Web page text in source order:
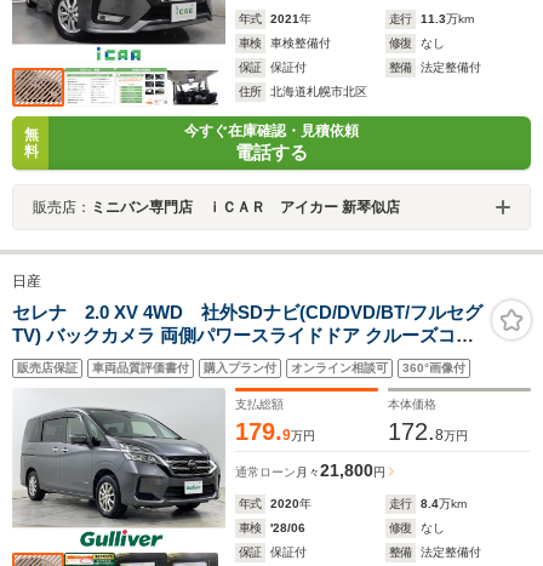
年式 2021年 走行 11.3万km
車検
車検整備付 修復
なし
保証
保証付 整備
法定整備付
住所
北海道札幌市北区
無
料
今すぐ在庫確認・見積依頼
電話する
販売店： ミニバン専門店 ｉＣＡＲ アイカー 新琴似店
日産
セレナ 2.0 XV 4WD 社外SDナビ(CD/DVD/BT/フルセグ
TV) バックカメラ 両側パワースライドドア クルーズコン
トロール 冬タイヤアルミ付き積込 ETC スペアキー
販売店保証 車両品質評価書付 購入プラン付 オンライン相談可 360°画像付
支払総額
179.9万円
本体価格
172.8万円
通常ローン 月々21,800円
年式 2020年 走行 8.4万km
車検
'28/06 修復
なし
保証
保証付 整備
法定整備付